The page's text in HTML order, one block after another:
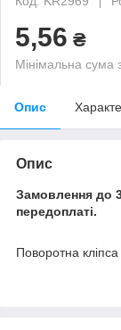
5,56 ₴
Мінімальна сума
Опис
Опис
Замовлення до
передоплаті.
Поворотна